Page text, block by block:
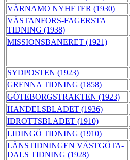
VÄRNAMO NYHETER (1930)
VÄSTANFORS-FAGERSTA
TIDNING (1938)
MISSIONSBANERET (1921)
SYDPOSTEN (1923)
GRENNA TIDNING (1858)
GÖTEBORGSTRAKTEN (1923)
HANDELSBLADET (1936)
IDROTTSBLADET (1910)
LIDINGÖ TIDNING (1910)
LÄNSTIDNINGEN VÄSTGÖTA-
DALS TIDNING (1928)